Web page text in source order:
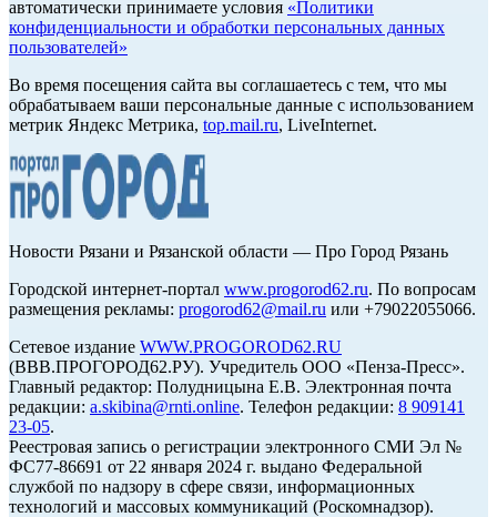
автоматически принимаете условия «Политики
конфиденциальности и обработки персональных данных
пользователей»
Во время посещения сайта вы соглашаетесь с тем, что мы
обрабатываем ваши персональные данные с использованием
метрик Яндекс Метрика, top.mail.ru, LiveInternet.
Новости Рязани и Рязанской области — Про Город Рязань
Городской интернет-портал www.progorod62.ru. По вопросам
размещения рекламы: progorod62@mail.ru или +79022055066.
Сетевое издание WWW.PROGOROD62.RU
(ВВВ.ПРОГОРОД62.РУ). Учредитель ООО «Пенза-Пресс».
Главный редактор: Полудницына Е.В. Электронная почта
редакции: a.skibina@rnti.online. Телефон редакции: 8 909141
23-05.
Реестровая запись о регистрации электронного СМИ Эл №
ФС77-86691 от 22 января 2024 г. выдано Федеральной
службой по надзору в сфере связи, информационных
технологий и массовых коммуникаций (Роскомнадзор).